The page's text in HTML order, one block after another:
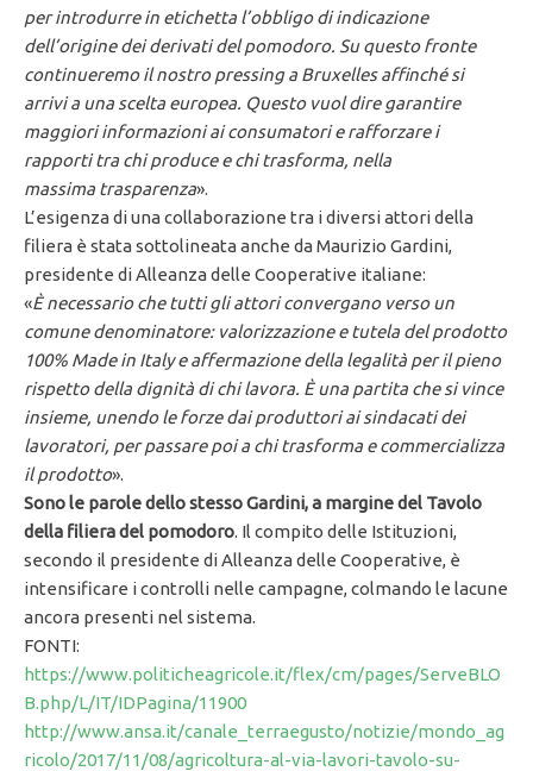
per introdurre in etichetta l’obbligo di indicazione
dell’origine dei derivati del pomodoro. Su questo fronte
continueremo il nostro pressing a Bruxelles affinché si
arrivi a una scelta europea. Questo vuol dire garantire
maggiori informazioni ai consumatori e rafforzare i
rapporti tra chi produce e chi trasforma, nella
massima trasparenza».
L’esigenza di una collaborazione tra i diversi attori della
filiera è stata sottolineata anche da Maurizio Gardini,
presidente di Alleanza delle Cooperative italiane:
«È necessario che tutti gli attori convergano verso un
comune denominatore: valorizzazione e tutela del prodotto
100% Made in Italy e affermazione della legalità per il pieno
rispetto della dignità di chi lavora. È una partita che si vince
insieme, unendo le forze dai produttori ai sindacati dei
lavoratori, per passare poi a chi trasforma e commercializza
il prodotto».
Sono le parole dello stesso Gardini, a margine del Tavolo
della filiera del pomodoro. Il compito delle Istituzioni,
secondo il presidente di Alleanza delle Cooperative, è
intensificare i controlli nelle campagne, colmando le lacune
ancora presenti nel sistema.
FONTI:
https://www.politicheagricole.it/flex/cm/pages/ServeBLO
B.php/L/IT/IDPagina/11900
http://www.ansa.it/canale_terraegusto/notizie/mondo_ag
ricolo/2017/11/08/agricoltura-al-via-lavori-tavolo-su-